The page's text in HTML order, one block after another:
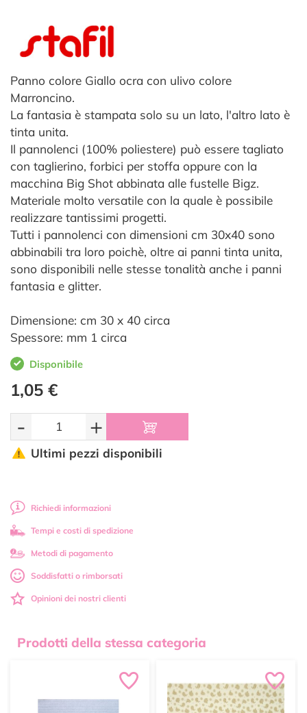
Panno colore Giallo ocra con ulivo colore
Marroncino.
La fantasia è stampata solo su un lato, l'altro lato è
tinta unita.
Il pannolenci (100% poliestere) può essere tagliato
con taglierino, forbici per stoffa oppure con la
macchina Big Shot abbinata alle fustelle Bigz.
Materiale molto versatile con la quale è possibile
realizzare tantissimi progetti.
Tutti i pannolenci con dimensioni cm 30x40 sono
abbinabili tra loro poichè, oltre ai panni tinta unita,
sono disponibili nelle stesse tonalità anche i panni
fantasia e glitter.
Dimensione: cm 30 x 40 circa
Spessore: mm 1 circa
Disponibile
1,05 €
- +
Ultimi pezzi disponibili
Richiedi informazioni
Tempi e costi di spedizione
Metodi di pagamento
Soddisfatti o rimborsati
Opinioni dei nostri clienti
Prodotti della stessa categoria